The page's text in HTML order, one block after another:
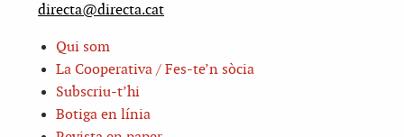
directa@directa.cat
Qui som
La Cooperativa / Fes-te’n sòcia
Subscriu-t’hi
Botiga en línia